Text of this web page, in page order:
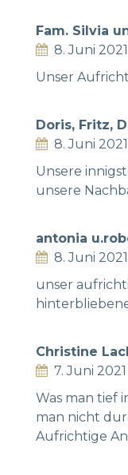
Fam. Silvia
8. Juni 2021
Unser
Doris, Fritz,
8. Juni 2021
Unsere
unsere
antonia
8. Juni 2021
unser
Christine
7. Juni 2021
Was man tief
man nicht
Aufrichtige